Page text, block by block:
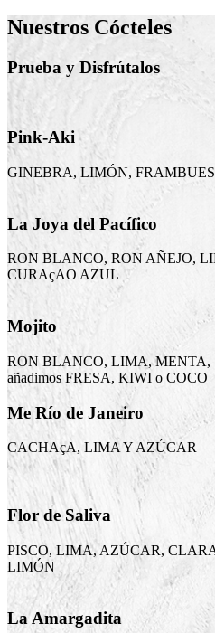
Nuestros Cócteles
Prueba y Disfrútalos
Pink-Aki
GINEBRA, LIMÓN,
La Joya del Pacífico
RON BLANCO, RON AÑEJO,
CURAçAO AZUL
Mojito
RON BLANCO, LIMA, MENTA,
añadimos FRESA, KIWI o COCO
Me Río de Janeiro
CACHAçA, LIMA Y AZÚCAR
Flor de Saliva
PISCO, LIMA, AZÚCAR,
LIMÓN
La Amargadita